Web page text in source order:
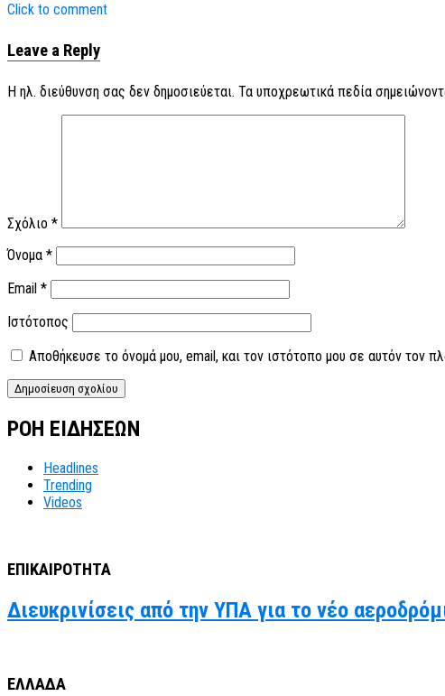
Click to comment
Leave a Reply
Η ηλ. διεύθυνση σας δεν δημοσιεύεται. Τα υποχρεωτικά πεδία
Σχόλιο *
Όνομα *
Email *
Ιστότοπος
Αποθήκευσε το όνομά μου, email, και τον ιστότοπο μου σε αυτόν τον
ΡΟΗ ΕΙΔΗΣΕΩΝ
Headlines
Trending
Videos
ΕΠΙΚΑΙΡΟΤΗΤΑ
Διευκρινίσεις από την ΥΠΑ για το νέο
ΕΛΛΑΔΑ